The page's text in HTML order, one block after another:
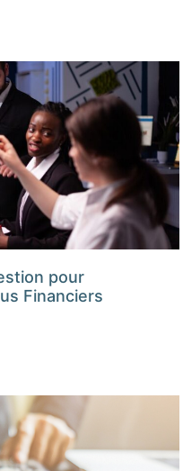
pour
Financiers